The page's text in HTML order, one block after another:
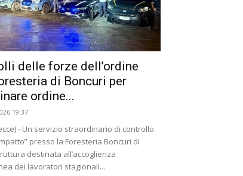
delle forze dell’ordine
di Boncuri per
ordine...
19:37
- Un servizio straordinario di controllo
presso la Foresteria Boncuri di
destinata all’accoglienza
dei lavoratori stagionali...